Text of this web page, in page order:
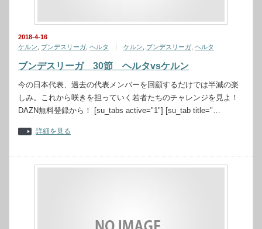
2018-4-16
ケルン
ブンデスリーガ ヘルタ ケルン ブンデスリーガ ヘルタ
ブンデスリーガ 30節 ヘルタvsケルン
今の日本代表、過去の代表メンバーを回顧するだけでは半減の楽
しみ。これから咲きを担っていく若者たちのチャレンジを見よ！
DAZN無料登録から！ [su_tabs active="1"] [su_tab title="…
詳細を見る